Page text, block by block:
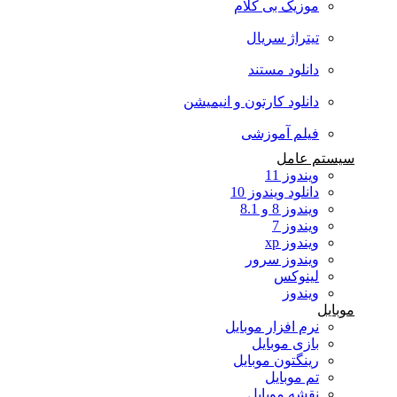
موزیک بی کلام
تیتراژ سریال
دانلود مستند
دانلود کارتون و انیمیشن
فیلم آموزشی
سیستم عامل
ویندوز 11
دانلود ویندوز 10
ویندوز 8 و 8.1
ویندوز 7
ویندوز xp
ویندوز سرور
لینوکس
ویندوز
موبایل
نرم افزار موبایل
بازی موبایل
رینگتون موبایل
تم موبایل
نقشه موبایل